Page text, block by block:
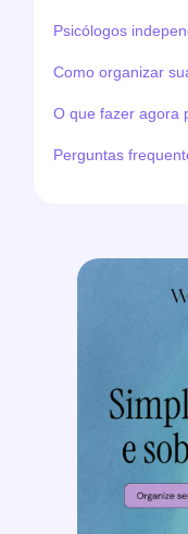
Psicólogos
Como organizar
O que fazer agora
Perguntas